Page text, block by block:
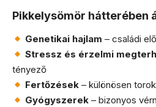
Pikkelysömör hátterében
Genetikai hajlam – családi
Stressz és érzelmi
tényező
Fertőzések – különösen
Gyógyszerek – bizonyos